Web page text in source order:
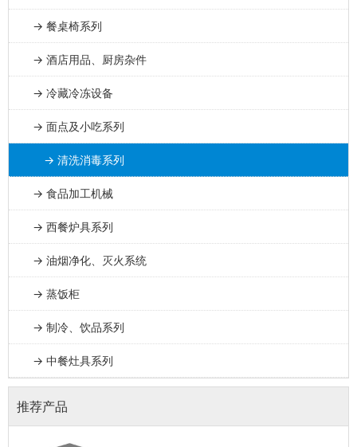
→ 餐桌椅系列
→ 酒店用品、厨房杂件
→ 冷藏冷冻设备
→ 面点及小吃系列
→ 清洗消毒系列
→ 食品加工机械
→ 西餐炉具系列
→ 油烟净化、灭火系统
→ 蒸饭柜
→ 制冷、饮品系列
→ 中餐灶具系列
推荐产品